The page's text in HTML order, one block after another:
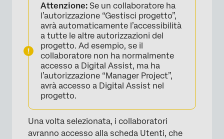
Attenzione: Se un collaboratore ha
l’autorizzazione “Gestisci progetto”,
avrà automaticamente l’accessibilità
a tutte le altre autorizzazioni del
progetto. Ad esempio, se il
collaboratore non ha normalmente
accesso a Digital Assist, ma ha
l’autorizzazione “Manager Project”,
avrà accesso a Digital Assist nel
progetto.
Una volta selezionata, i collaboratori
avranno accesso alla scheda Utenti, che